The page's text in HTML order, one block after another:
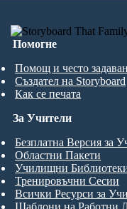
Помогне
Помощ и често
Създател на Storyboard
Как се печата
За Учители
Безплатна Версия за
Областни Пакети
Училищни
Тренировъчни Сесии
Всички Ресурси за
Шаблони на Работни